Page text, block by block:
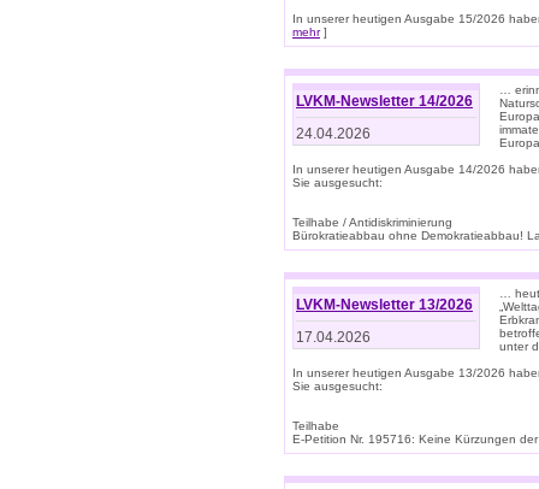
In unserer heutigen Ausgabe 15/2026
mehr]
LVKM-Newsletter 14/2026
24.04.2026
…
In unserer heutigen Ausgabe 14/2026
Sie ausgesucht:
Teilhabe / Antidiskriminierung
Bürokratieabbau ohne Demokratieabbau!
LVKM-Newsletter 13/2026
17.04.2026
…
unter
In unserer heutigen Ausgabe 13/2026
Sie ausgesucht:
Teilhabe
E-Petition Nr. 195716: Keine Kürzungen